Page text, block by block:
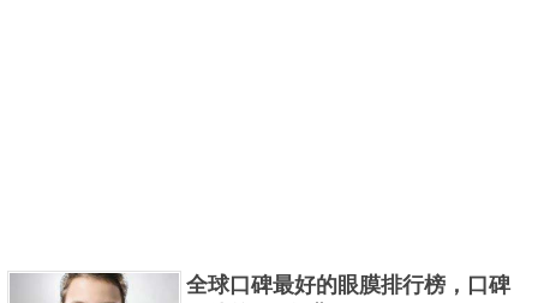
全球口碑最好的眼膜排行榜，口碑